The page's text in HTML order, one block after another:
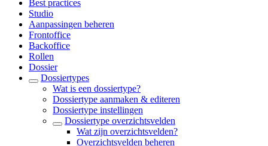
Best practices
Studio
Aanpassingen beheren
Frontoffice
Backoffice
Rollen
Dossier
Dossiertypes
Wat is een dossiertype?
Dossiertype aanmaken & editeren
Dossiertype instellingen
Dossiertype overzichtsvelden
Wat zijn overzichtsvelden?
Overzichtsvelden beheren